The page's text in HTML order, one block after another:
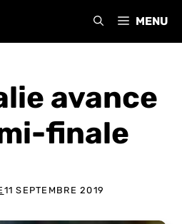
MENU
avance
finale
11 SEPTEMBRE 2019